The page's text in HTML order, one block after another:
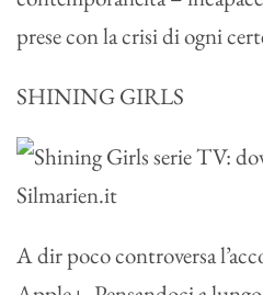
prese con la crisi di ogni
SHINING GIRLS
A dir poco controversa